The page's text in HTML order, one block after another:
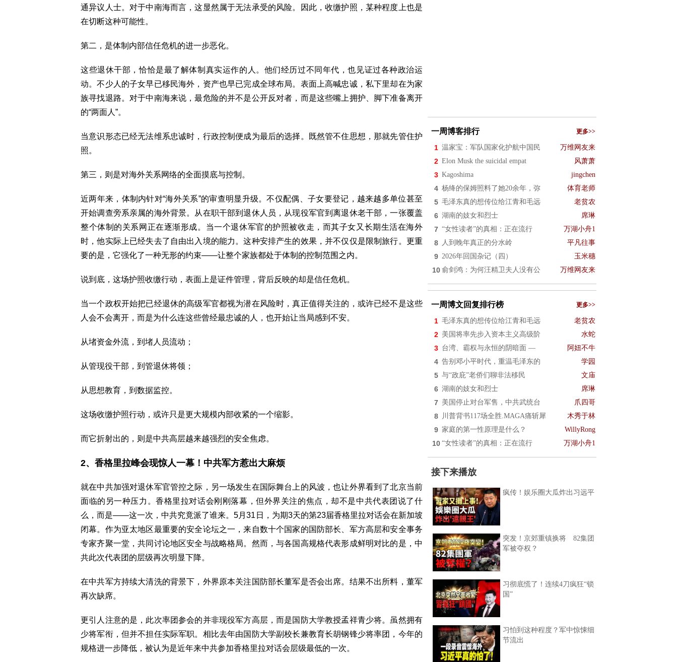
通异议人士。对于中南海而言，这显然属于无法承受的风险。因此，收缴护照，某种程度上也是
在切断这种可能性。
第二，是体制内部信任危机的进一步恶化。
这些退休干部，恰恰是最了解体制真实运作的人。他们经历过不同年代，也见证过各种政治运
动。不少人的子女早已移民海外，资产也早已完成全球布局。表面上高喊忠诚，私下里却在为家
族寻找退路。对于中南海来说，最危险的并不是公开反对者，而是这些嘴上拥护、脚下准备离开
的“两面人”。
当意识形态已经无法维系忠诚时，行政控制便成为最后的选择。既然管不住思想，那就先管住护
照。
第三，则是对海外关系网络的全面摸底与控制。
近两年来，体制内针对“海外关系”的审查明显升级。不仅配偶、子女要登记，越来越多单位甚至
开始调查旁系亲属的海外背景。从在职干部到退休人员，从现役军官到离退休老干部，一张覆盖
整个体制的关系网正在逐渐形成。当一个退休军官的护照被收走，而其子女又长期生活在海外
时，他实际上已经失去了自由出入境的能力。这种安排产生的效果，并不仅仅是限制旅行。更重
要的是，它强化了一种无形的约束——让整个家族都处于体制的控制范围之内。
说到底，这场护照收缴行动，表面上是证件管理，背后反映的却是信任危机。
当一个政权开始把已经退休的高级军官都视为潜在风险时，真正值得关注的，或许已经不是这些
人会不会离开，而是为什么连这些曾经最忠诚的人，也开始让当局感到不安。
从堵资金外流，到堵人员流动；
从管现役干部，到管退休将领；
从思想教育，到数据监控。
这场收缴护照行动，或许只是更大规模内部收紧的一个缩影。
而它折射出的，则是中共高层越来越强烈的安全焦虑。
2、香格里拉峰会现惊人一幕！中共军方惹出大麻烦
就在中共加强对退休军官管控之际，另一场发生在国际舞台上的风波，也让外界看到了北京当前
面临的另一种压力。香格里拉对话会刚刚落幕，但外界关注的焦点，却不是中共代表团说了什
么，而是——这一次，中共究竟派了谁来。5月31日，为期3天的第23届香格里拉对话会在新加坡
闭幕。作为亚太地区最重要的安全论坛之一，来自数十个国家的国防部长、军方高层和安全事务
专家齐聚一堂，共同讨论地区安全与战略格局。然而，与各国高规格代表形成鲜明对比的是，中
共此次代表团的层级再次明显下降。
在中共军方持续大清洗的背景下，外界原本关注国防部长董军是否会出席。结果不出所料，董军
再次缺席。
更引人注意的是，此次率团参会的并非现役军方高层，而是国防大学教授孟祥青少将。虽然拥有
少将军衔，但并不担任实际军职。相比去年由国防大学副校长兼教育长胡钢锋少将率团，今年的
规格进一步降低，被认为是近年来中共参加香格里拉对话会层级最低的一次。
一周博客排行 更多>>
1 温家宝：军队国家化护航中国民 万维网友来
2 Elon Musk the suicidal empat 风萧萧
3 Kagoshima jingchen
4 杨绛的保姆照料了她20余年，弥 体育老师
5 毛泽东真的想传位给江青和毛远 老贫农
6 湖南的妓女和烈士 席琳
7 “女性读者”的真相：正在流行 万湖小舟1
8 人到晚年真正的分水岭 平凡往事
9 2026年回国杂记（四） 玉米穗
10 俞剑鸿：为何汪精卫夫人没有公 万维网友来
一周博文回复排行榜 更多>>
1 毛泽东真的想传位给江青和毛远 老贫农
2 美国将率先步入资本主义高级阶 水蛇
3 台湾、霸权与永恒的阴暗面 — 阿妞不牛
4 告别邓小平时代，重温毛泽东的 学园
5 与“政庇”老侨们聊非法移民 文庙
6 湖南的妓女和烈士 席琳
7 美国停止对台军售，中共武统台 爪四哥
8 川普背书117场全胜.MAGA痛斩犀 木秀于林
9 家庭的第一性原理是什么？ WillyRong
10 “女性读者”的真相：正在流行 万湖小舟1
接下来播放
疯传！娱乐圈大瓜炸出习远平
突发！京郊重镇换将 82集团
军被夺权？
习彻底慌了！连续4刀疯狂“锁
国”
习怕到这种程度？军中惊悚细
节流出